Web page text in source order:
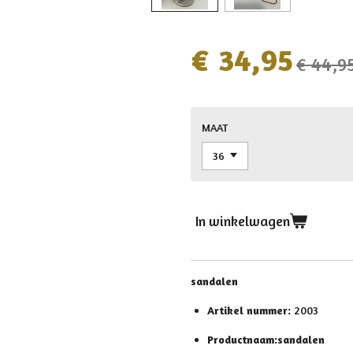
€ 34,95€
MAAT
In winkelwagen
sandalen
Artikel nummer: 2003
Productnaam:sandalen